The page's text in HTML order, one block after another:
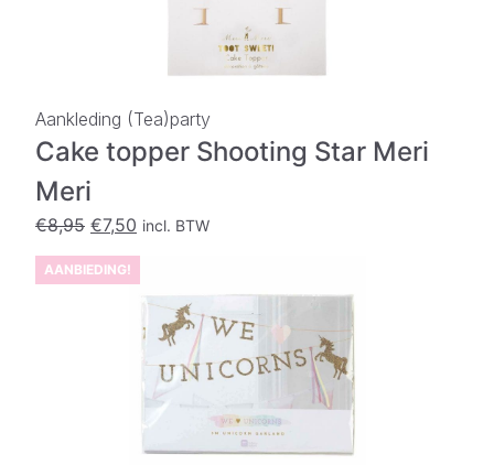
Aankleding (Tea)party
Cake topper Shooting Star Meri
Meri
€8,95 Oorspronkelijke
prijs
was:
€7,50 Huidige
prijs
€7,50.
incl. BTW
AANBIEDING!